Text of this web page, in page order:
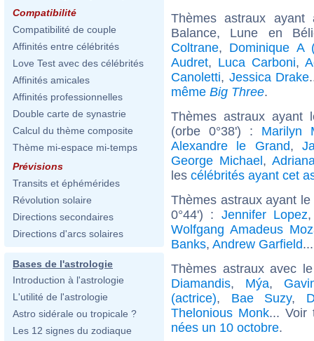
Compatibilité
Compatibilité de couple
Affinités entre célébrités
Love Test avec des célébrités
Affinités amicales
Affinités professionnelles
Double carte de synastrie
Calcul du thème composite
Thème mi-espace mi-temps
Prévisions
Transits et éphémérides
Révolution solaire
Directions secondaires
Directions d'arcs solaires
Bases de l'astrologie
Introduction à l'astrologie
L'utilité de l'astrologie
Astro sidérale ou tropicale ?
Les 12 signes du zodiaque
Thèmes astraux
Balance, Lune en
Coltrane, Dominique A
Audret, Luca Carboni,
Canoletti, Jessica Drake
même Big Three.
Thèmes astraux ayant
(orbe 0°38') : Marilyn
Alexandre le Grand,
George Michael,
les célébrités ayant cet
Thèmes astraux ayant
0°44') : Jennifer Lopez
Wolfgang Amadeus
Banks, Andrew Garfield
Thèmes astraux avec
Diamandis, Mýa,
(actrice), Bae Suzy,
Thelonious Monk... Voir
nées un 10 octobre.